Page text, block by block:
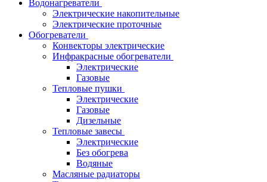
Водонагреватели
Электрические накопительные
Электрические проточные
Обогреватели
Конвекторы электрические
Инфракрасные обогреватели
Электрические
Газовые
Тепловые пушки
Электрические
Газовые
Дизельные
Тепловые завесы
Электрические
Без обогрева
Водяные
Масляные радиаторы